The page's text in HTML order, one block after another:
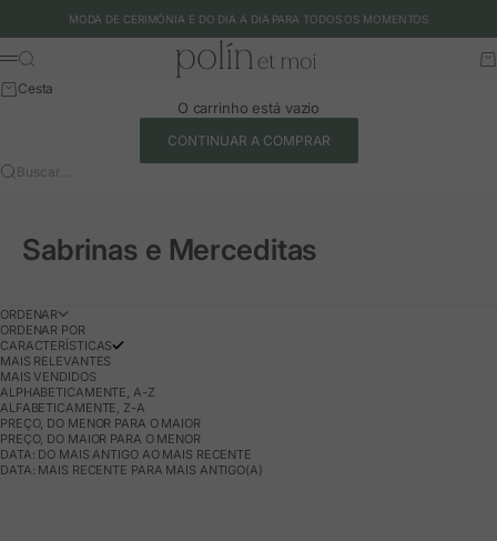
MODA DE CERIMÓNIA E DO DIA A DIA PARA TODOS OS MOMENTOS
Polín et moi - EU
Menu
Buscar
Cesta
O carrinho está vazio
CONTINUAR A COMPRAR
Buscar…
Sabrinas e Merceditas
ORDENAR
ORDENAR POR
CARACTERÍSTICAS
MAIS RELEVANTES
MAIS VENDIDOS
ALPHABETICAMENTE, A-Z
ALFABETICAMENTE, Z-A
PREÇO, DO MENOR PARA O MAIOR
PREÇO, DO MAIOR PARA O MENOR
DATA: DO MAIS ANTIGO AO MAIS RECENTE
DATA: MAIS RECENTE PARA MAIS ANTIGO(A)